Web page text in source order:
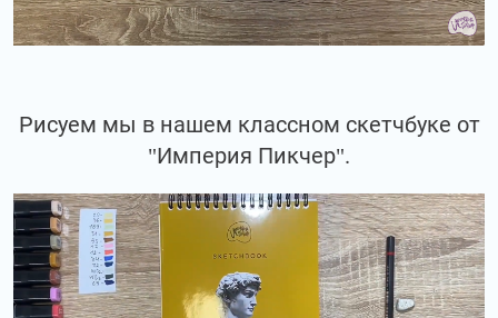
Рисуем мы в нашем классном скетчбуке от
"Империя Пикчер".